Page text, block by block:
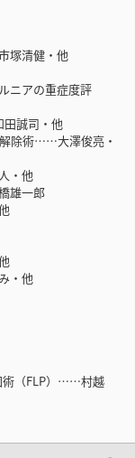
塚清健・他
ニアの重症度評
誠司・他
除術……大澤俊亮・
・他
雄一郎
・他
術（FLP）……村越